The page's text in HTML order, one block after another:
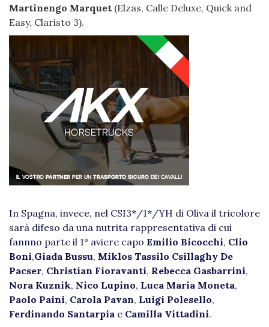
Martinengo Marquet (Elzas, Calle Deluxe, Quick and
Easy, Claristo 3).
In Spagna, invece, nel CSI3*/1*/YH di Oliva il tricolore
sarà difeso da una nutrita rappresentativa di cui
fannno parte il 1° aviere capo Emilio Bicocchi, Clio
Boni,Giada Bussu, Miklos Tassilo Csillaghy De
Pacser, Christian Fioravanti, Rebecca Gasbarrini,
Nora Kuznik, Nico Lupino, Luca Maria Moneta,
Paolo Paini, Carola Pavan, Luigi Polesello,
Ferdinando Santarpia e Camilla Vittadini.